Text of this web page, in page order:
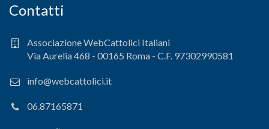
Contatti
Associazione WebCattolici Italiani
Via Aurelia 468 - 00165 Roma - C.F. 97302990581
info@webcattolici.it
06.87165871